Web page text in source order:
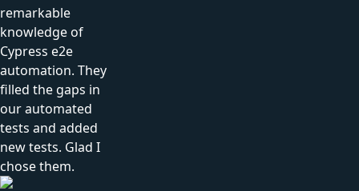
remarkable
knowledge of
Cypress e2e
automation. They
filled the gaps in
our automated
tests and added
new tests. Glad I
chose them.